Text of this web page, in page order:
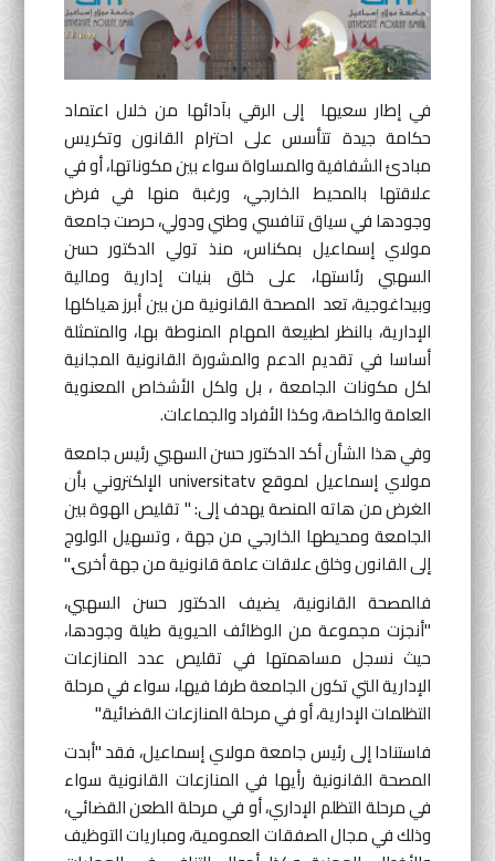
أنشطة موازية
English
Français العربية
في إطار سعيها إلى الرقي بآدائها من خلال اعتماد
حكامة جيدة تتأسس على احترام القانون وتكريس
مبادئ الشفافية والمساواة سواء بين مكوناتها، أو في
علاقتها بالمحيط الخارجي، ورغبة منها في فرض
وجودها في سياق تنافسي وطني ودولي، حرصت جامعة
مولاي إسماعيل بمكناس، منذ تولي الدكتور حسن
السهبي رئاستها، على خلق بنيات إدارية ومالية
وبيداغوجية، تعد المصحة القانونية من بين أبرز هياكلها
الإدارية، بالنظر لطبيعة المهام المنوطة بها، والمتمثلة
أساسا في تقديم الدعم والمشورة القانونية المجانية
لكل مكونات الجامعة ، بل ولكل الأشخاص المعنوية
العامة والخاصة، وكذا الأفراد والجماعات.
وفي هذا الشأن أكد الدكتور حسن السهبي رئيس جامعة
مولاي إسماعيل لموقع universitatv الإلكتروني بأن
الغرض من هاته المنصة يهدف إلى: " تقليص الهوة بين
الجامعة ومحيطها الخارجي من جهة ، وتسهيل الولوج
إلى القانون وخلق علاقات عامة قانونية من جهة أخرى."
فالمصحة القانونية، يضيف الدكتور حسن السهبي،
"أنجزت مجموعة من الوظائف الحيوية طيلة وجودها،
حيث نسجل مساهمتها في تقليص عدد المنازعات
الإدارية التي تكون الجامعة طرفا فيها، سواء في مرحلة
التظلمات الإدارية، أو في مرحلة المنازعات القضائية."
فاستنادا إلى رئيس جامعة مولاي إسماعيل، فقد "أبدت
المصحة القانونية رأيها في المنازعات القانونية سواء
في مرحلة التظلم الإداري، أو في مرحلة الطعن القضائي،
وذلك في مجال الصفقات العمومية، ومباريات التوظيف